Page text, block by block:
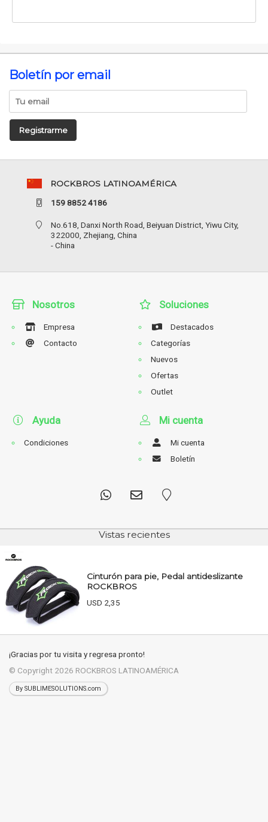
Boletín por email
Registrarme
ROCKBROS LATINOAMÉRICA
159 8852 4186
No.618, Danxi North Road, Beiyuan District, Yiwu City,
322000, Zhejiang, China
- China
Nosotros
Empresa
Contacto
Soluciones
Destacados
Categorías
Nuevos
Ofertas
Outlet
Ayuda
Condiciones
Mi cuenta
Mi cuenta
Boletín
Vistas recientes
Cinturón para pie, Pedal antideslizante
ROCKBROS
USD 2,35
¡Gracias por tu visita y regresa pronto!
© Copyright 2026 ROCKBROS LATINOAMÉRICA
By SUBLIMESOLUTIONS.com